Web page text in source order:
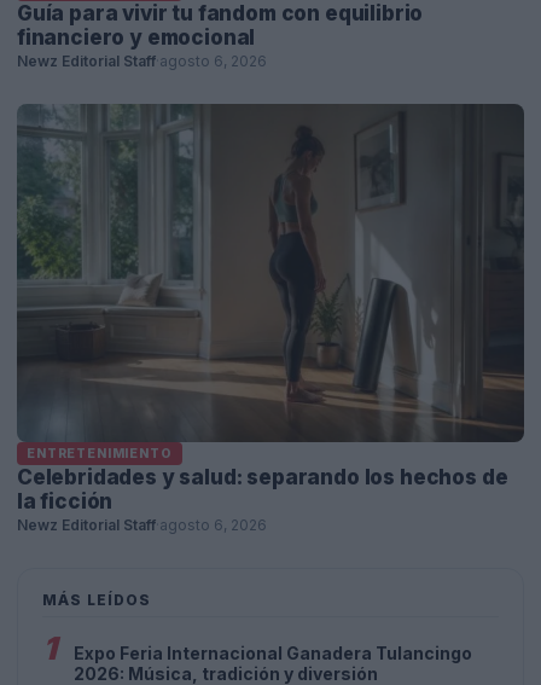
Guía para vivir tu fandom con equilibrio
financiero y emocional
Newz Editorial Staff agosto 6, 2026
ENTRETENIMIENTO
Celebridades y salud: separando los hechos de
la ficción
Newz Editorial Staff agosto 6, 2026
MÁS LEÍDOS
1
Expo Feria Internacional Ganadera Tulancingo
2026: Música, tradición y diversión